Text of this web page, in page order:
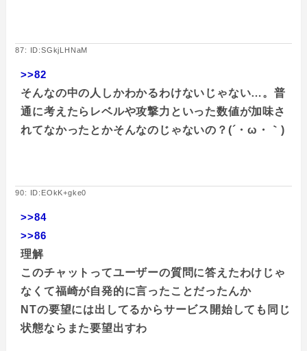
87: ID:SGkjLHNaM
>>82
そんなの中の人しかわかるわけないじゃない…。普
通に考えたらレベルや攻撃力といった数値が加味さ
れてなかったとかそんなのじゃないの？(´・ω・｀)
90: ID:EOkK+gke0
>>84
>>86
理解
このチャットってユーザーの質問に答えたわけじゃ
なくて福崎が自発的に言ったことだったんか
NTの要望には出してるからサービス開始しても同じ
状態ならまた要望出すわ